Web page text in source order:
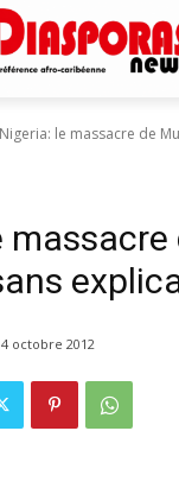
Nigeria: le massacre de
massacre
4 octobre 2012